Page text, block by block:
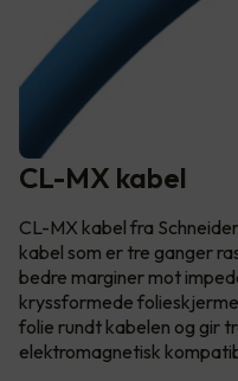
CL-MX kabel
CL-MX kabel fra
kabel som er tre ganger
bedre marginer mot
kryssformede
folie rundt kabelen og gir
elektromagnetisk